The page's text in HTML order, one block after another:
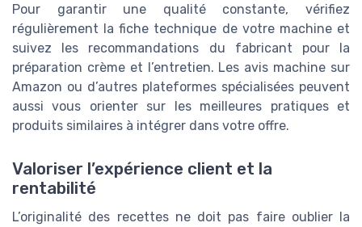
Pour garantir une qualité constante, vérifiez
régulièrement la fiche technique de votre machine et
suivez les recommandations du fabricant pour la
préparation crème et l’entretien. Les avis machine sur
Amazon ou d’autres plateformes spécialisées peuvent
aussi vous orienter sur les meilleures pratiques et
produits similaires à intégrer dans votre offre.
Valoriser l’expérience client et la
rentabilité
L’originalité des recettes ne doit pas faire oublier la